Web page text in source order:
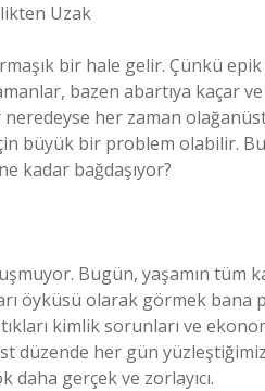
Uzak
bir hale gelir. Çünkü
bazen abartıya kaçar
her zaman
büyük bir problem olabilir.
kadar bağdaşıyor?
Bugün, yaşamın tüm
öyküsü olarak görmek bana
kimlik sorunları ve
düzende her gün
daha gerçek ve zorlayıcı.